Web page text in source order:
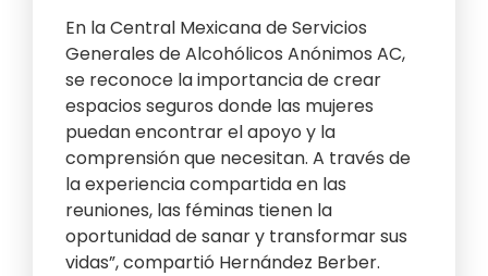
En la Central Mexicana de Servicios
Generales de Alcohólicos Anónimos AC,
se reconoce la importancia de crear
espacios seguros donde las mujeres
puedan encontrar el apoyo y la
comprensión que necesitan. A través de
la experiencia compartida en las
reuniones, las féminas tienen la
oportunidad de sanar y transformar sus
vidas”, compartió Hernández Berber.